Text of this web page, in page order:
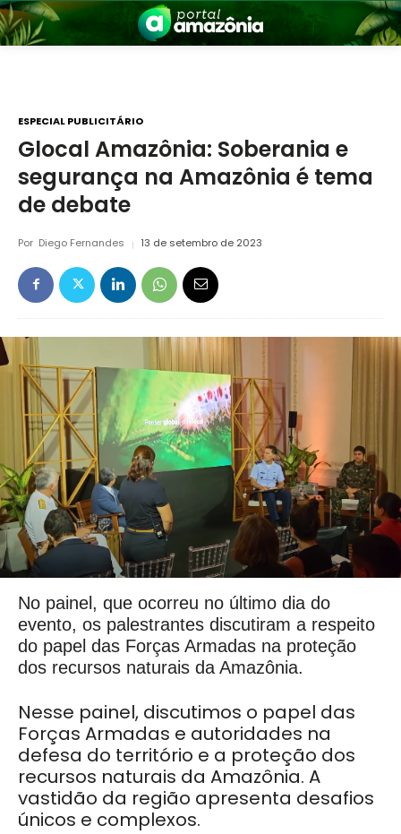
Amazônia
ESPECIAL PUBLICITÁRIO
Glocal Amazônia: Soberania e
segurança na Amazônia é tema
de debate
Por Diego Fernandes 13 de setembro de 2023
No painel, que ocorreu no último dia do
evento, os palestrantes discutiram a respeito
do papel das Forças Armadas na proteção
dos recursos naturais da Amazônia.
Nesse painel, discutimos o papel das
Forças Armadas e autoridades na
defesa do território e a proteção dos
recursos naturais da Amazônia. A
vastidão da região apresenta desafios
únicos e complexos.